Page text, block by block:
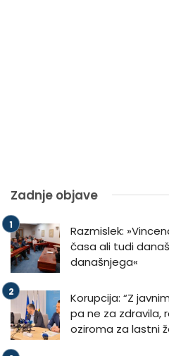
Zadnje objave
Razmislek:
časa ali tudi
današnjega«
Korupcija: “Z
pa ne za zdravila,
oziroma za lastni